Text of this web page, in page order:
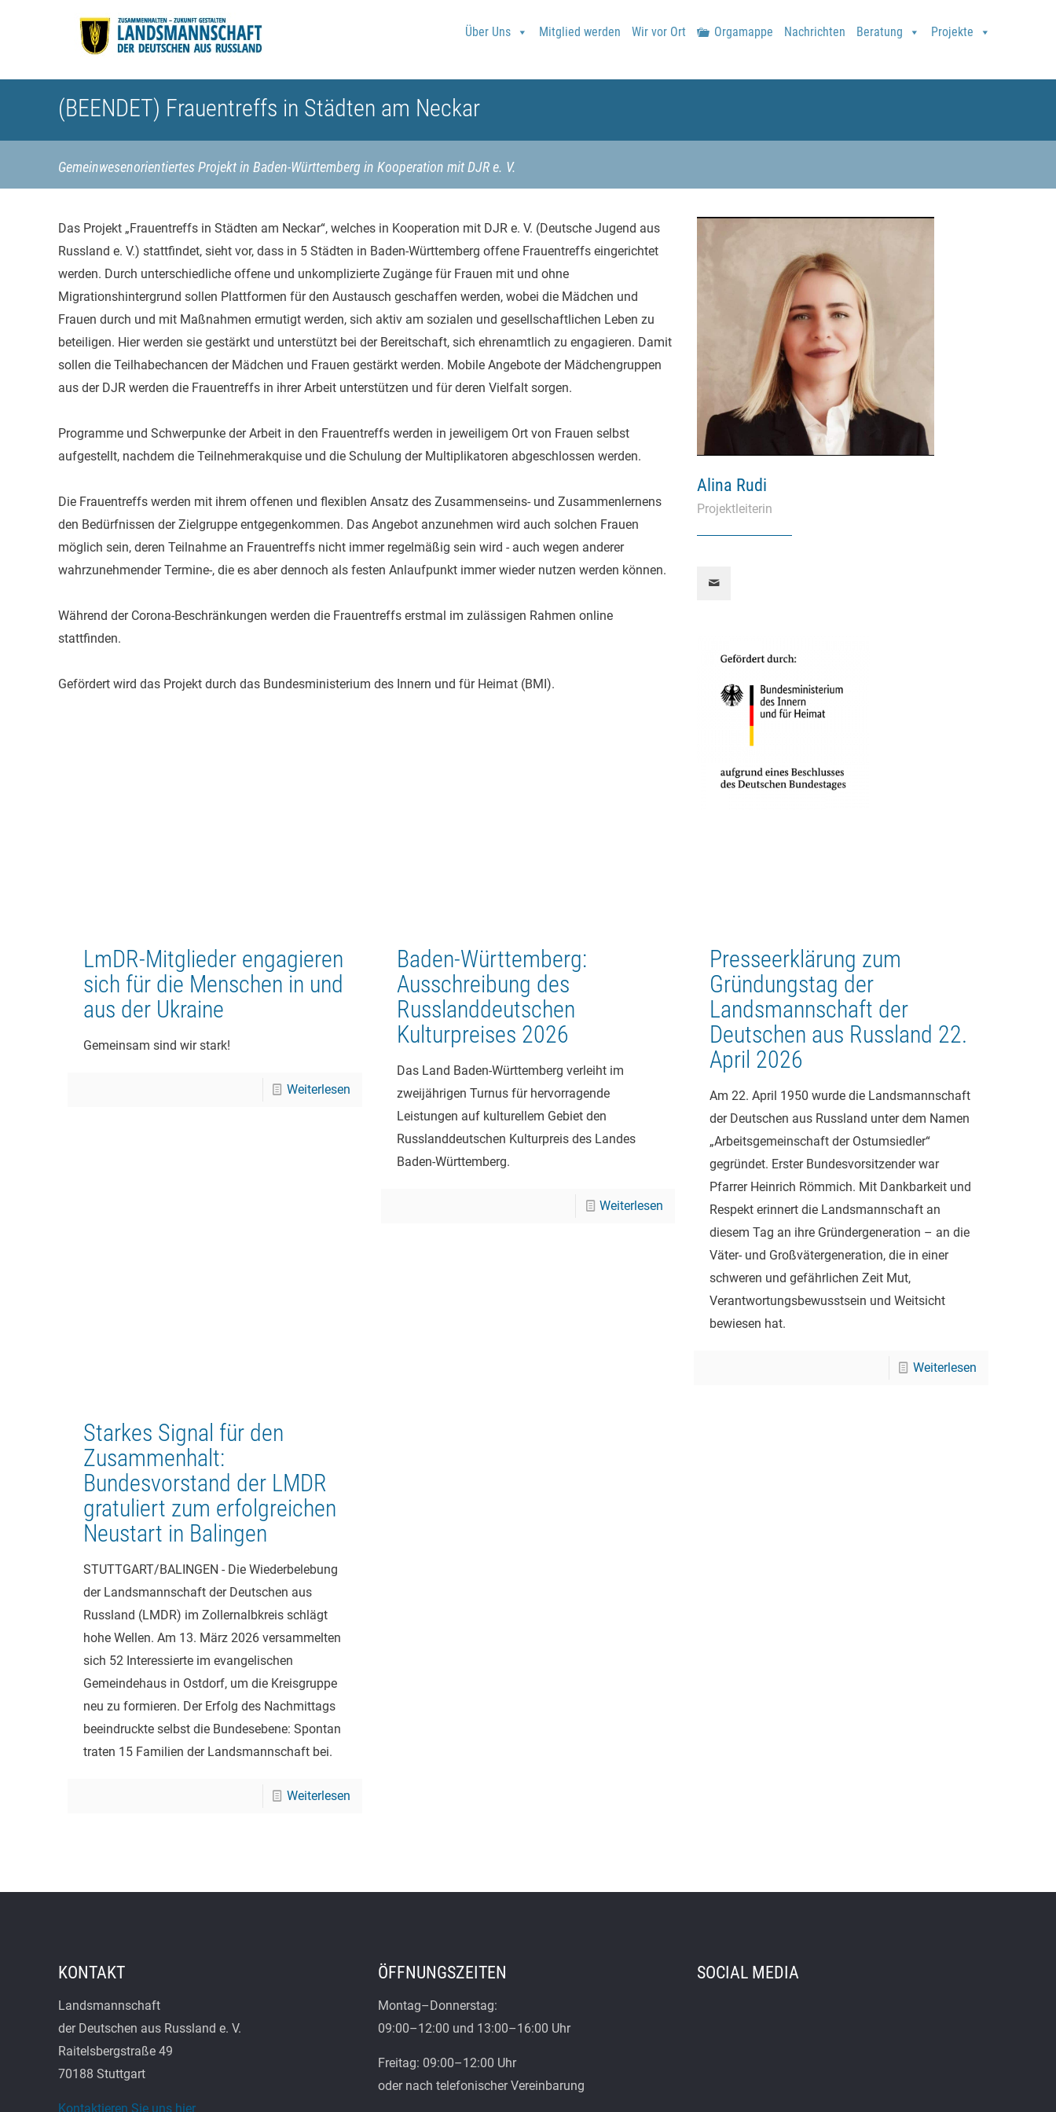
Über Uns Mitglied werden Wir vor Ort Orgamappe Nachrichten Beratung Projekte
(BEENDET) Frauentreffs in Städten am Neckar
Gemeinwesenorientiertes Projekt in Baden-Württemberg in Kooperation mit DJR e. V.
Das Projekt „Frauentreffs in Städten am Neckar“, welches in Kooperation mit DJR e. V. (Deutsche Jugend aus
Russland e. V.) stattfindet, sieht vor, dass in 5 Städten in Baden-Württemberg offene Frauentreffs eingerichtet
werden. Durch unterschiedliche offene und unkomplizierte Zugänge für Frauen mit und ohne
Migrationshintergrund sollen Plattformen für den Austausch geschaffen werden, wobei die Mädchen und
Frauen durch und mit Maßnahmen ermutigt werden, sich aktiv am sozialen und gesellschaftlichen Leben zu
beteiligen. Hier werden sie gestärkt und unterstützt bei der Bereitschaft, sich ehrenamtlich zu engagieren. Damit
sollen die Teilhabechancen der Mädchen und Frauen gestärkt werden. Mobile Angebote der Mädchengruppen
aus der DJR werden die Frauentreffs in ihrer Arbeit unterstützen und für deren Vielfalt sorgen.
Programme und Schwerpunke der Arbeit in den Frauentreffs werden in jeweiligem Ort von Frauen selbst
aufgestellt, nachdem die Teilnehmerakquise und die Schulung der Multiplikatoren abgeschlossen werden.
Die Frauentreffs werden mit ihrem offenen und flexiblen Ansatz des Zusammenseins- und Zusammenlernens
den Bedürfnissen der Zielgruppe entgegenkommen. Das Angebot anzunehmen wird auch solchen Frauen
möglich sein, deren Teilnahme an Frauentreffs nicht immer regelmäßig sein wird - auch wegen anderer
wahrzunehmender Termine-, die es aber dennoch als festen Anlaufpunkt immer wieder nutzen werden können.
Während der Corona-Beschränkungen werden die Frauentreffs erstmal im zulässigen Rahmen online
stattfinden.
Gefördert wird das Projekt durch das Bundesministerium des Innern und für Heimat (BMI).
Alina Rudi
Projektleiterin
LmDR-Mitglieder engagieren
sich für die Menschen in und
aus der Ukraine
Gemeinsam sind wir stark!
Weiterlesen
Baden-Württemberg:
Ausschreibung des
Russlanddeutschen
Kulturpreises 2026
Das Land Baden-Württemberg verleiht im
zweijährigen Turnus für hervorragende
Leistungen auf kulturellem Gebiet den
Russlanddeutschen Kulturpreis des Landes
Baden-Württemberg.
Weiterlesen
Presseerklärung zum
Gründungstag der
Landsmannschaft der
Deutschen aus Russland 22.
April 2026
Am 22. April 1950 wurde die Landsmannschaft
der Deutschen aus Russland unter dem Namen
„Arbeitsgemeinschaft der Ostumsiedler“
gegründet. Erster Bundesvorsitzender war
Pfarrer Heinrich Römmich. Mit Dankbarkeit und
Respekt erinnert die Landsmannschaft an
diesem Tag an ihre Gründergeneration – an die
Väter- und Großvätergeneration, die in einer
schweren und gefährlichen Zeit Mut,
Verantwortungsbewusstsein und Weitsicht
bewiesen hat.
Weiterlesen
Starkes Signal für den
Zusammenhalt:
Bundesvorstand der LMDR
gratuliert zum erfolgreichen
Neustart in Balingen
STUTTGART/BALINGEN - Die Wiederbelebung
der Landsmannschaft der Deutschen aus
Russland (LMDR) im Zollernalbkreis schlägt
hohe Wellen. Am 13. März 2026 versammelten
sich 52 Interessierte im evangelischen
Gemeindehaus in Ostdorf, um die Kreisgruppe
neu zu formieren. Der Erfolg des Nachmittags
beeindruckte selbst die Bundesebene: Spontan
traten 15 Familien der Landsmannschaft bei.
Weiterlesen
KONTAKT
Landsmannschaft
der Deutschen aus Russland e. V.
Raitelsbergstraße 49
70188 Stuttgart
Kontaktieren Sie uns hier
ÖFFNUNGSZEITEN
Montag–Donnerstag:
09:00–12:00 und 13:00–16:00 Uhr
Freitag: 09:00–12:00 Uhr
oder nach telefonischer Vereinbarung
SOCIAL MEDIA